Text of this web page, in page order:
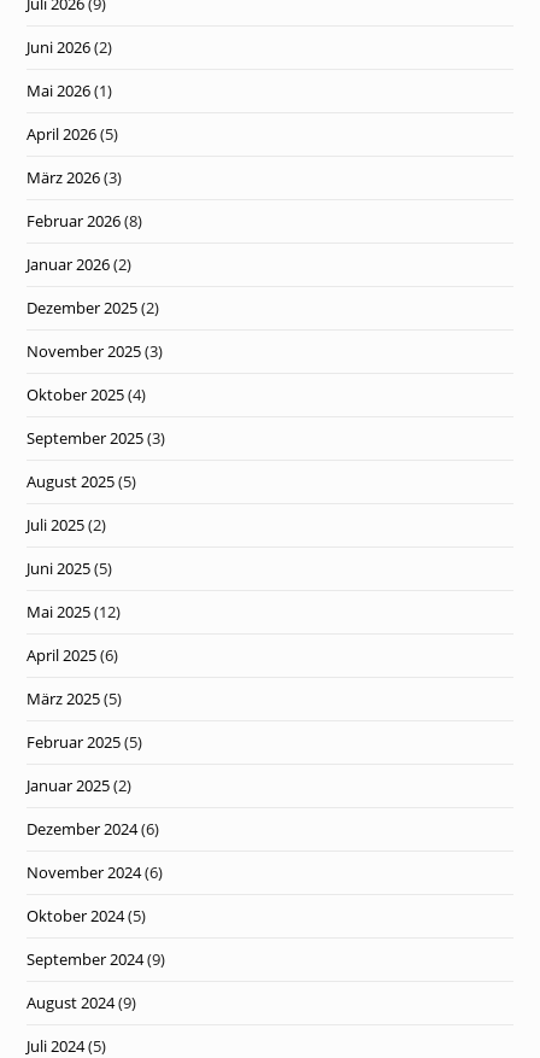
Juni 2026(2)
Mai 2026(1)
April 2026(5)
März 2026(3)
Februar 2026(8)
Januar 2026(2)
Dezember 2025(2)
November 2025(3)
Oktober 2025(4)
September 2025(3)
August 2025(5)
Juli 2025(2)
Juni 2025(5)
Mai 2025(12)
April 2025(6)
März 2025(5)
Februar 2025(5)
Januar 2025(2)
Dezember 2024(6)
November 2024(6)
Oktober 2024(5)
September 2024(9)
August 2024(9)
Juli 2024(5)